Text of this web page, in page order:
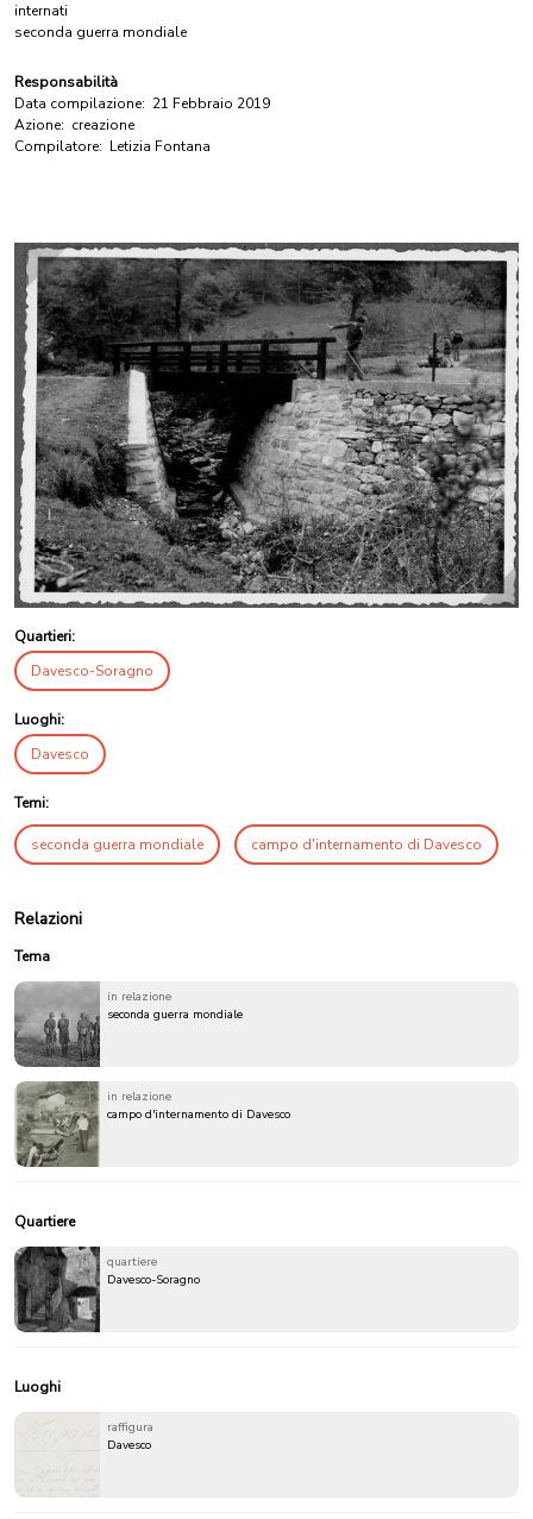
internati
seconda guerra mondiale
Responsabilità
Data compilazione: 21 Febbraio 2019
Azione: creazione
Compilatore: Letizia Fontana
Quartieri:
Davesco-Soragno
Luoghi:
Davesco
Temi:
seconda guerra mondiale campo d'internamento di Davesco
Relazioni
Tema
in relazione
seconda guerra mondiale
in relazione
campo d'internamento di Davesco
Quartiere
quartiere
Davesco-Soragno
Luoghi
raffigura
Davesco